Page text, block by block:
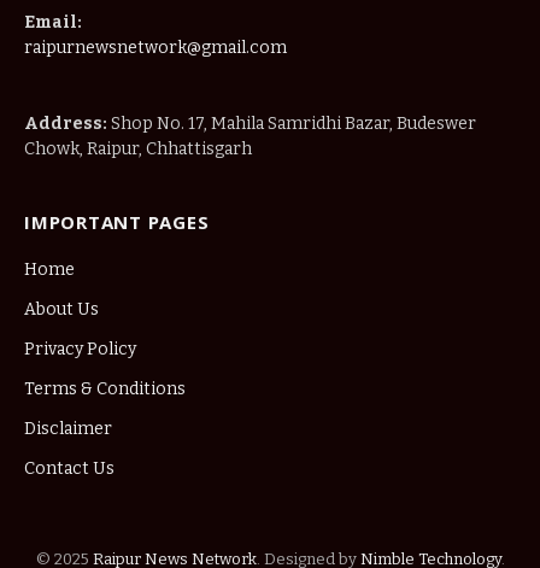
Email:
raipurnewsnetwork@gmail.com
Address: Shop No. 17, Mahila Samridhi Bazar, Budeswer
Chowk, Raipur, Chhattisgarh
IMPORTANT PAGES
Home
About Us
Privacy Policy
Terms & Conditions
Disclaimer
Contact Us
© 2025 Raipur News Network. Designed by Nimble Technology.